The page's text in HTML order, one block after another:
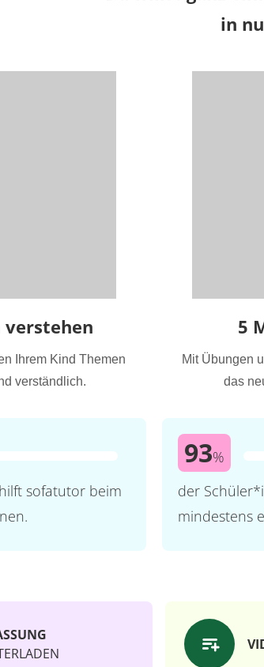
in
Ihrem Kind Themen
verständlich.
sofatutor beim
5
Mit Übungen
das
93%
der
mindestens